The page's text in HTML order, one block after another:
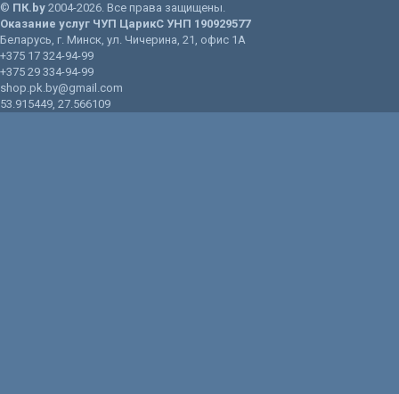
© ПК.by 2004-2026. Все права защищены.
Оказание услуг ЧУП ЦарикС УНП 190929577
Беларусь, г. Минск, ул. Чичерина, 21 , офис 1А
+375 17 324-94-99
+375 29 334-94-99
shop.pk.by@gmail.com
53.915449, 27.566109